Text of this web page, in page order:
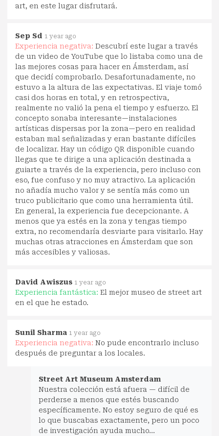
art, en este lugar disfrutará.
Sep Sd 1 year ago
Experiencia negativa: Descubrí este lugar a través
de un video de YouTube que lo listaba como una de
las mejores cosas para hacer en Ámsterdam, así
que decidí comprobarlo. Desafortunadamente, no
estuvo a la altura de las expectativas. El viaje tomó
casi dos horas en total, y en retrospectiva,
realmente no valió la pena el tiempo y esfuerzo. El
concepto sonaba interesante—instalaciones
artísticas dispersas por la zona—pero en realidad
estaban mal señalizadas y eran bastante difíciles
de localizar. Hay un código QR disponible cuando
llegas que te dirige a una aplicación destinada a
guiarte a través de la experiencia, pero incluso con
eso, fue confuso y no muy atractivo. La aplicación
no añadía mucho valor y se sentía más como un
truco publicitario que como una herramienta útil.
En general, la experiencia fue decepcionante. A
menos que ya estés en la zona y tengas tiempo
extra, no recomendaría desviarte para visitarlo. Hay
muchas otras atracciones en Ámsterdam que son
más accesibles y valiosas.
David Awiszus 1 year ago
Experiencia fantástica: El mejor museo de street art
en el que he estado.
Sunil Sharma 1 year ago
Experiencia negativa: No pude encontrarlo incluso
después de preguntar a los locales.
Street Art Museum Amsterdam
Nuestra colección está afuera — difícil de
perderse a menos que estés buscando
específicamente. No estoy seguro de qué es
lo que buscabas exactamente, pero un poco
de investigación ayuda mucho…